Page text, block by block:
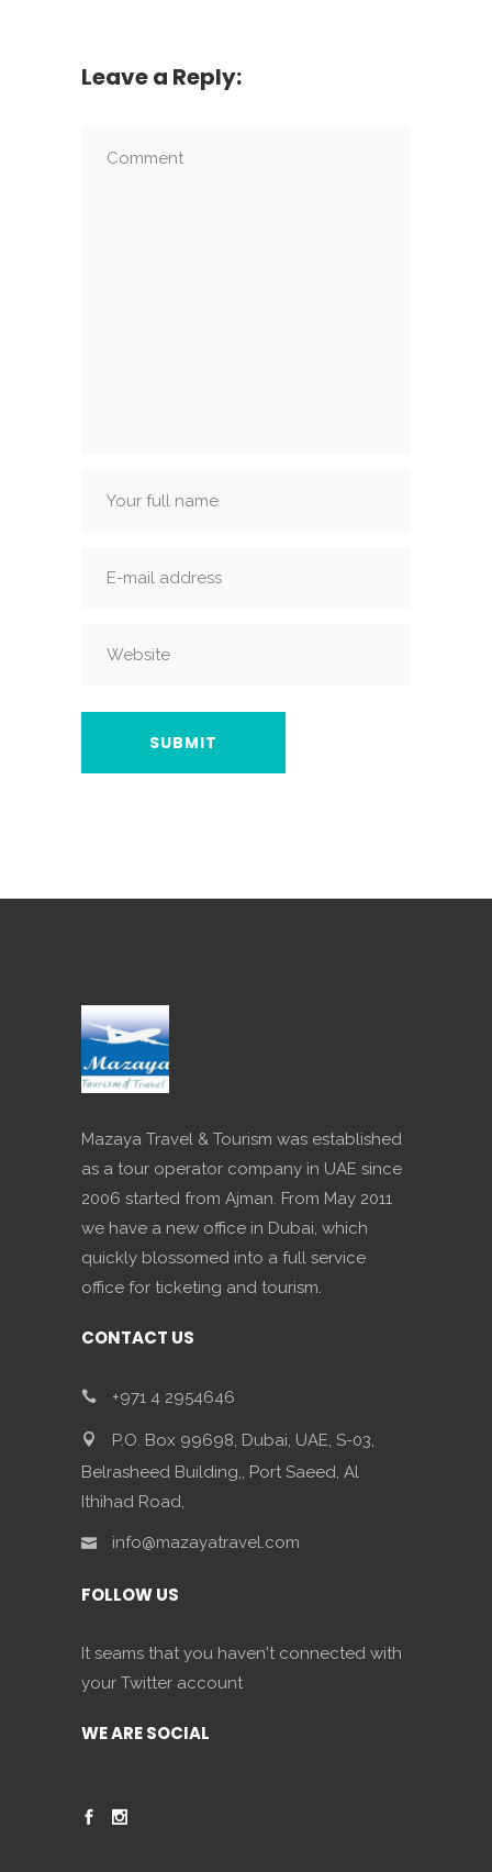
Leave a Reply:
Mazaya Travel & Tourism was established
as a tour operator company in UAE since
2006 started from Ajman. From May 2011
we have a new office in Dubai, which
quickly blossomed into a full service
office for ticketing and tourism.
CONTACT US
+971 4 2954646
P.O. Box 99698, Dubai, UAE, S-03,
Belrasheed Building,, Port Saeed, Al
Ithihad Road,
info@mazayatravel.com
FOLLOW US
It seams that you haven't connected with
your Twitter account
WE ARE SOCIAL